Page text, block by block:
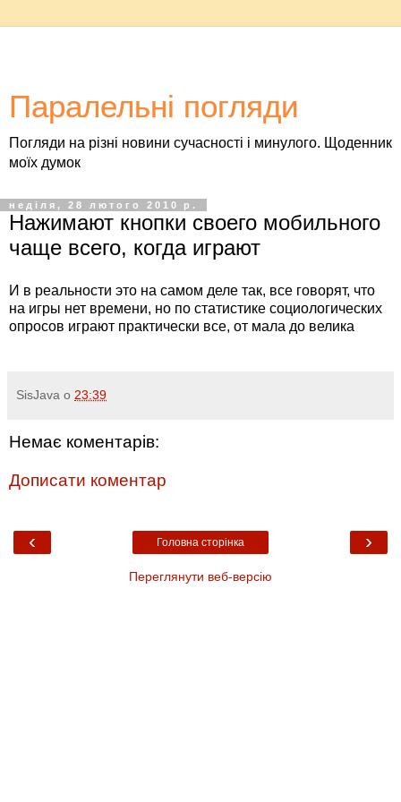
Паралельні погляди
Погляди на різні новини сучасності і минулого. Щоденник
моїх думок
неділя, 28 лютого 2010 р.
Нажимают кнопки своего мобильного
чаще всего, когда играют
И в реальности это на самом деле так, все говорят, что
на игры нет времени, но по статистике социологических
опросов играют практически все, от мала до велика
SisJava о 23:39
Немає коментарів:
Дописати коментар
‹ ›
Головна сторінка
Переглянути веб-версію